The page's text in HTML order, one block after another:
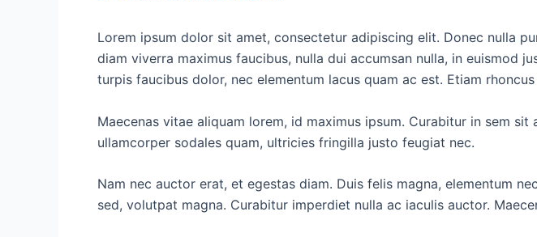
Lorem ipsum dolor sit amet, consectetur adipiscing elit. Donec nulla
diam viverra maximus faucibus, nulla dui accumsan nulla, in euismod
turpis faucibus dolor, nec elementum lacus quam ac est. Etiam
Maecenas vitae aliquam lorem, id maximus ipsum. Curabitur in sem
ullamcorper sodales quam, ultricies fringilla justo feugiat nec.
Nam nec auctor erat, et egestas diam. Duis felis magna, elementum
sed, volutpat magna. Curabitur imperdiet nulla ac iaculis auctor.